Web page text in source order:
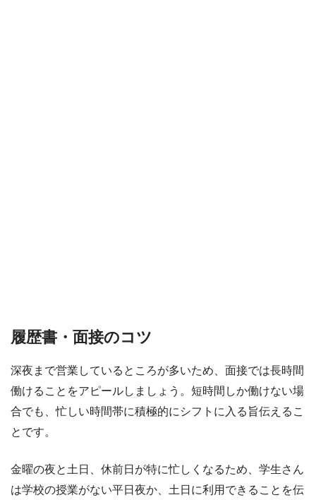
履歴書・面接のコツ
深夜まで営業しているところが多いため、面接では長時間
働けることをアピールしましょう。短時間しか働けない場
合でも、忙しい時間帯に積極的にシフトに入る旨伝えるこ
とです。
金曜の夜と土日、休前日が特に忙しくなるため、学生さん
は学校の授業がない平日夜か、土日に利用できることを伝